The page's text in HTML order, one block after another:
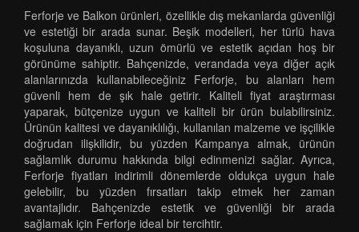
Ferforje ve Balkon ürünleri, özellikle dış mekanlarda güvenliği
ve estetiği bir arada sunar. Beşik modelleri, her türlü hava
koşuluna dayanıklı, uzun ömürlü ve estetik açıdan hoş bir
görünüme sahiptir. Bahçenizde, verandada veya diğer açık
alanlarınızda kullanabileceğiniz Ferforje, bu alanları hem
güvenli hem de şık hale getirir. Kaliteli fiyat araştırması
yaparak, bütçenize uygun ve kaliteli bir ürün bulabilirsiniz.
Ürünün kalitesi ve dayanıklılığı, kullanılan malzeme ve işçilikle
doğrudan ilişkilidir, bu yüzden Kampanya almak, ürünün
sağlamlık durumu hakkında bilgi edinmenizi sağlar. Ayrıca,
Ferforje fiyatları indirimli dönemlerde oldukça uygun hale
gelebilir, bu yüzden fırsatları takip etmek her zaman
avantajlıdır. Bahçenizde estetik ve güvenliği bir arada
sağlamak için Ferforje ideal bir tercihtir.